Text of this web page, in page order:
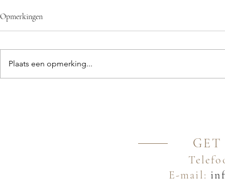
Opmerkingen
Plaats een opmerking...
E-mail: